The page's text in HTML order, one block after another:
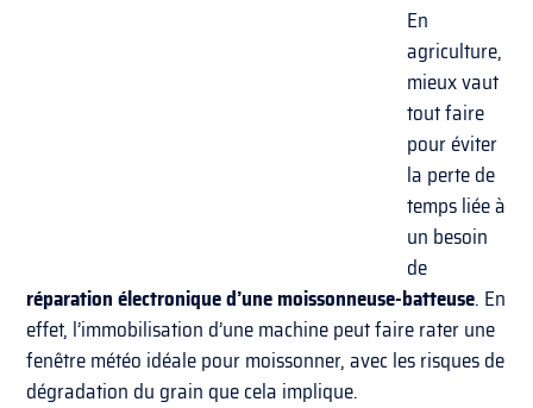
En
agriculture,
mieux vaut
tout faire
pour éviter
la perte de
temps liée à
un besoin
de
réparation électronique d’une moissonneuse-batteuse. En
effet, l’immobilisation d’une machine peut faire rater une
fenêtre météo idéale pour moissonner, avec les risques de
dégradation du grain que cela implique.